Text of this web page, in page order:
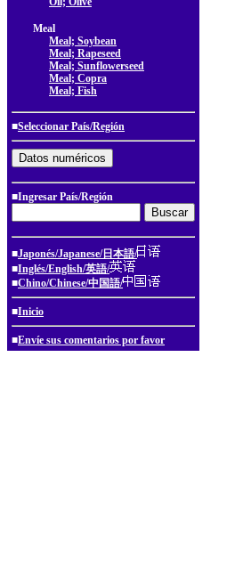
Meal
Meal; Soybean
Meal; Rapeseed
Meal; Sunflowerseed
Meal; Copra
Meal; Fish
■Seleccionar País/Región
■Ingresar País/Región
■Japonés/Japanese/日本語/
■Inglés/English/英語/
■Chino/Chinese/中国語/
■Inicio
■Envíe sus comentarios por favor